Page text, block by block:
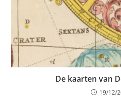
De kaarten van
19/12/